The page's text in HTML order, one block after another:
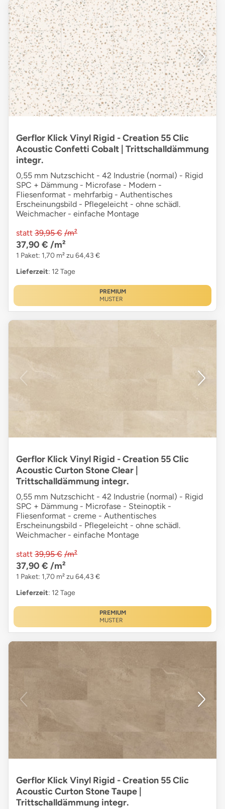
Gerflor Klick Vinyl Rigid - Creation 55 Clic
Acoustic Confetti Cobalt | Trittschalldämmung
integr.
0,55 mm Nutzschicht - 42 Industrie (normal) - Rigid
SPC + Dämmung - Microfase - Modern -
Fliesenformat - mehrfarbig - Authentisches
Erscheinungsbild - Pflegeleicht - ohne schädl.
Weichmacher - einfache Montage
statt 39,95 € /m²
37,90 € /m²
1 Paket: 1,70 m² zu 64,43 €
Lieferzeit: 12 Tage
PREMIUM
MUSTER
Gerflor Klick Vinyl Rigid - Creation 55 Clic
Acoustic Curton Stone Clear |
Trittschalldämmung integr.
0,55 mm Nutzschicht - 42 Industrie (normal) - Rigid
SPC + Dämmung - Microfase - Steinoptik -
Fliesenformat - creme - Authentisches
Erscheinungsbild - Pflegeleicht - ohne schädl.
Weichmacher - einfache Montage
statt 39,95 € /m²
37,90 € /m²
1 Paket: 1,70 m² zu 64,43 €
Lieferzeit: 12 Tage
PREMIUM
MUSTER
Gerflor Klick Vinyl Rigid - Creation 55 Clic
Acoustic Curton Stone Taupe |
Trittschalldämmung integr.